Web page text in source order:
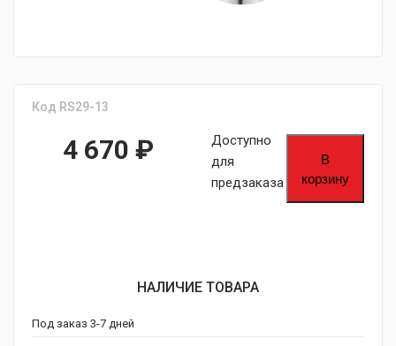
Код RS29-13
4 670 ₽
Доступно
для
предзаказа
В
корзину
НАЛИЧИЕ ТОВАРА
Под заказ 3-7 дней